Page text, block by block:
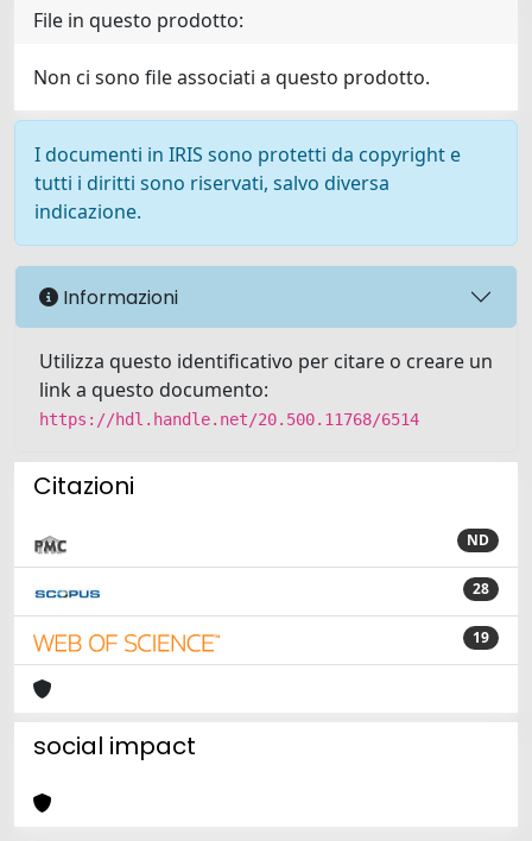
File in questo prodotto:
Non ci sono file associati a questo prodotto.
I documenti in IRIS sono protetti da copyright e
tutti i diritti sono riservati, salvo diversa
indicazione.
Informazioni
Utilizza questo identificativo per citare o creare un
link a questo documento:
https://hdl.handle.net/20.500.11768/6514
Citazioni
ND
28
19
social impact